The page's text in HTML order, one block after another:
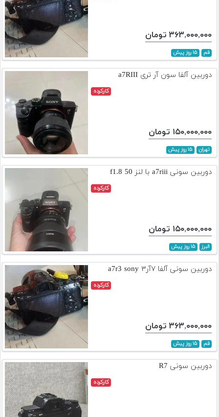
۳۶۳,۰۰۰,۰۰۰ تومان
قم ۱۵ روز پیش
دوربین آلفا سون آر تری a7RIII
کارکرده
۱۵۰,۰۰۰,۰۰۰ تومان
تهران ۱۵ روز پیش
دوربین سونی a7riii با لنز 50 f1.8
کارکرده
۱۵۰,۰۰۰,۰۰۰ تومان
البرز ۱۵ روز پیش
دوربین سونی آلفا ۷آر۳ a7r3 sony
کارکرده
۳۶۳,۰۰۰,۰۰۰ تومان
قم ۱۵ روز پیش
دوربین سونی R7
کارکرده